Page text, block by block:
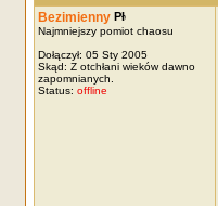
Bezimienny
Najmniejszy pomiot chaosu
Dołączył: 05 Sty 2005
Skąd: Z otchłani wieków dawno
zapomnianych.
Status: offline